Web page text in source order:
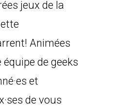
jeux de la
Animées
équipe de geeks
et
de vous